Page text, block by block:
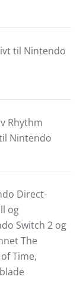
til Nintendo
Rhythm
Nintendo
Direct-
og
Switch 2 og
The
Time,